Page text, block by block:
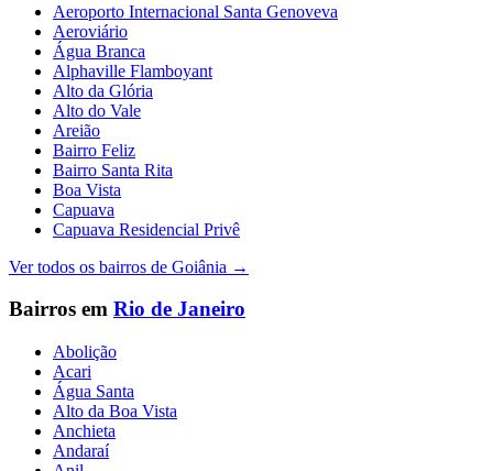
Aeroporto Internacional Santa Genoveva
Aeroviário
Água Branca
Alphaville Flamboyant
Alto da Glória
Alto do Vale
Areião
Bairro Feliz
Bairro Santa Rita
Boa Vista
Capuava
Capuava Residencial Privê
Ver todos os bairros de Goiânia →
Bairros em Rio de Janeiro
Abolição
Acari
Água Santa
Alto da Boa Vista
Anchieta
Andaraí